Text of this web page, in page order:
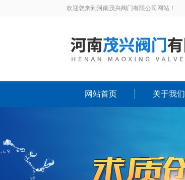
欢迎您来到河南茂兴阀门有限公司网站！
网站首页 关于我们